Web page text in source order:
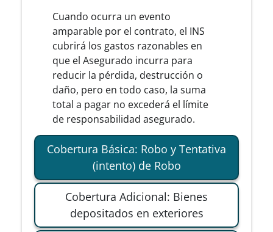
Cuando ocurra un evento
amparable por el contrato, el INS
cubrirá los gastos razonables en
que el Asegurado incurra para
reducir la pérdida, destrucción o
daño, pero en todo caso, la suma
total a pagar no excederá el límite
de responsabilidad asegurado.
Cobertura Básica: Robo y Tentativa
(intento) de Robo
Cobertura Adicional: Bienes
depositados en exteriores